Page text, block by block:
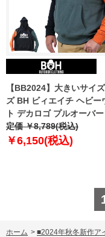
【BB2024】大きいサイ
ズ BH ビィエイチ ヘビー
ト デカロゴ プルオーバ
ー bh-sw240404
定価 ￥8,789(税込)
￥6,150(税込)
ホーム > ■2024年秋冬新作ア